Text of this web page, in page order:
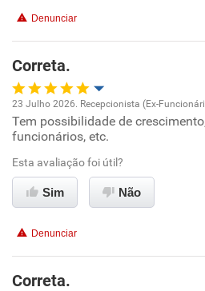
Não recomenda a diretoria
Denunciar
Correta.
Oportunidade de promoção
Ambiente de trabalho
Conciliação com a vida familiar
Recomenda esta empresa
23 Julho 2026. Recepcionista (Ex-
Tem possibilidade de
funcionários, etc.
Esta avaliação foi útil?
Sim Não
Denunciar
Correta.